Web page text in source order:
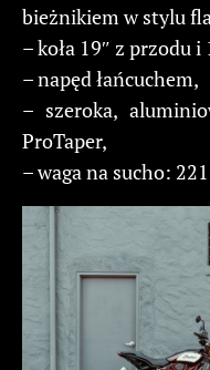
bieżnikiem w stylu
– koła 19″ z przodu i
– napęd łańcuchem,
– szeroka,
ProTaper,
– waga na sucho: